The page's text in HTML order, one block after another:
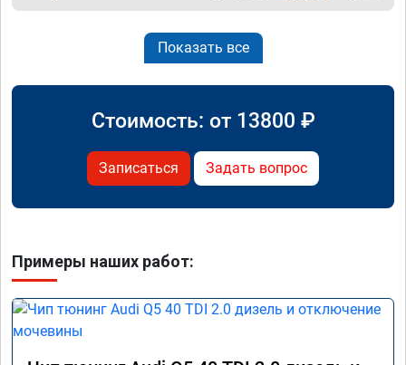
Показать все
Стоимость: от 13800 ₽
Записаться Задать вопрос
Примеры наших работ: